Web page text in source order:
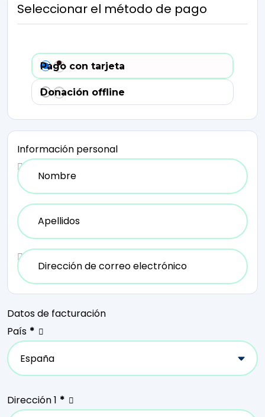
Seleccionar el método de pago
Pago con tarjeta
Donación offline
Información personal
Nombre
Apellidos
Dirección de correo electrónico
Datos de facturación
País *
Dirección 1 *